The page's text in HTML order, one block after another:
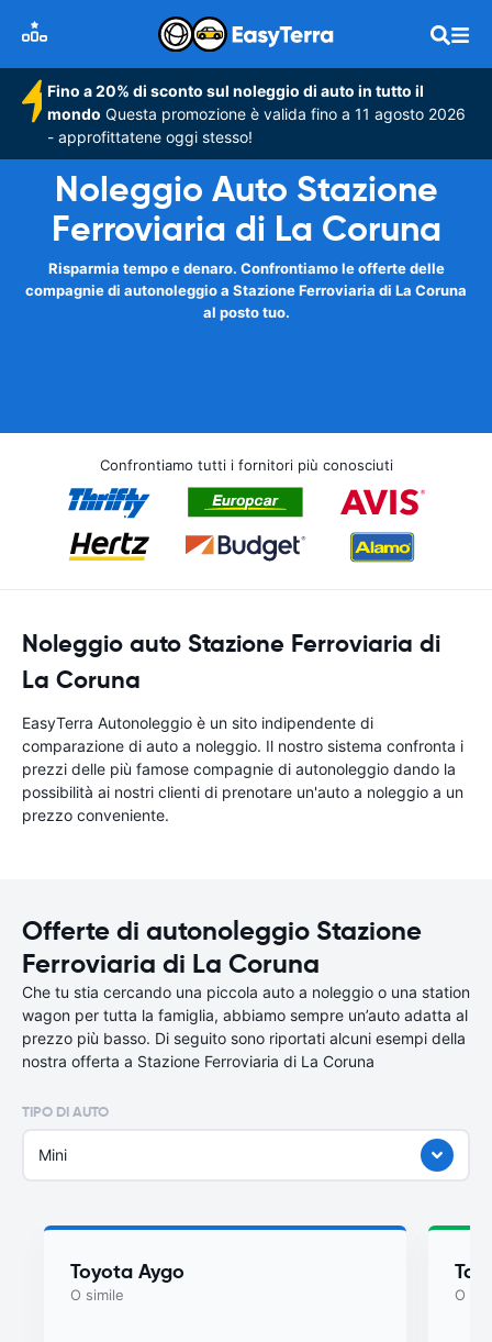
Fino a 20% di sconto sul noleggio di auto in tutto il
mondo Questa promozione è valida fino a 11 agosto 2026
- approfittatene oggi stesso!
Noleggio Auto Stazione
Ferroviaria di La Coruna
Risparmia tempo e denaro. Confrontiamo le offerte delle
compagnie di autonoleggio a Stazione Ferroviaria di La Coruna
al posto tuo.
Confrontiamo tutti i fornitori più conosciuti
Noleggio auto Stazione Ferroviaria di
La Coruna
EasyTerra Autonoleggio è un sito indipendente di
comparazione di auto a noleggio. Il nostro sistema confronta i
prezzi delle più famose compagnie di autonoleggio dando la
possibilità ai nostri clienti di prenotare un'auto a noleggio a un
prezzo conveniente.
Offerte di autonoleggio Stazione
Ferroviaria di La Coruna
Che tu stia cercando una piccola auto a noleggio o una station
wagon per tutta la famiglia, abbiamo sempre un’auto adatta al
prezzo più basso. Di seguito sono riportati alcuni esempi della
nostra offerta a Stazione Ferroviaria di La Coruna
TIPO DI AUTO
Mini
Toyota Aygo
O simile O